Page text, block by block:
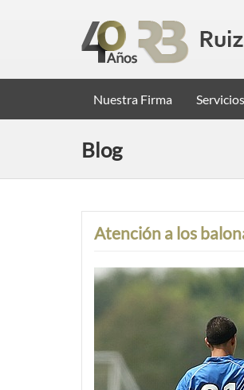
Nuestra Firma Servicios
Blog
Atención a los